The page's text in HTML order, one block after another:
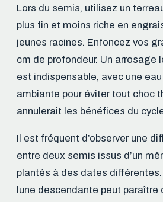
Lors du semis, utilisez un
plus fin et moins riche en
jeunes racines. Enfoncez vos
cm de profondeur. Un arrosage
est indispensable, avec une
ambiante pour éviter tout choc
annulerait les bénéfices du
Il est fréquent d’observer une
entre deux semis issus d’un
plantés à des dates
lune descendante peut paraître